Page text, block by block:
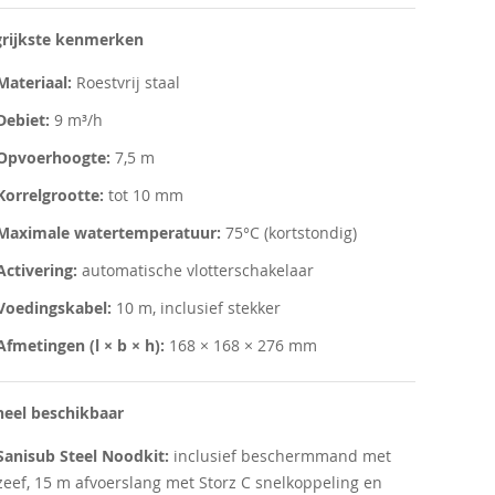
kenmerken
Roestvrij staal
9 m³/h
7,5 m
tot 10 mm
watertemperatuur: 75°C (kortstondig)
automatische vlotterschakelaar
10 m, inclusief stekker
(l × b × h): 168 × 168 × 276 mm
beschikbaar
Steel Noodkit: inclusief beschermmand met
15 m afvoerslang met Storz C snelkoppeling en